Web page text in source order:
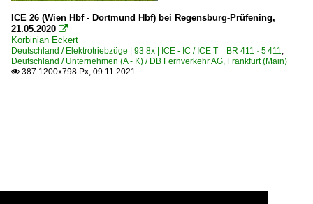
ICE 26 (Wien Hbf - Dortmund Hbf) bei Regensburg-Prüfening,
21.05.2020 
Korbinian Eckert
Deutschland / Elektrotriebzüge | 93 8x | ICE - IC / ICE T BR 411 · 5 411,
Deutschland / Unternehmen (A - K) / DB Fernverkehr AG, Frankfurt (Main)
 387 1200x798 Px, 09.11.2021